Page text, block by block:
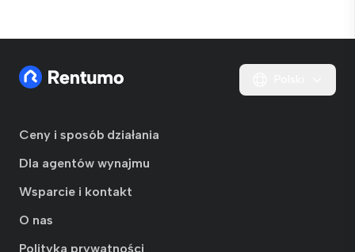
Ceny i sposób działania
Dla agentów wynajmu
Wsparcie i kontakt
O nas
Polityka prywatności